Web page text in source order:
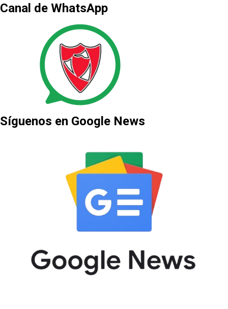
Canal de WhatsApp
Síguenos en Google News